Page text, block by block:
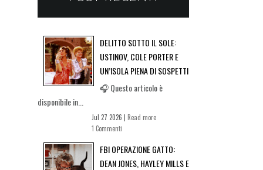
DELITTO SOTTO IL SOLE:
USTINOV, COLE PORTER E
UN’ISOLA PIENA DI SOSPETTI
🎧 Questo articolo è
disponibile in...
Jul 27 2026 | Read more
1 Commenti
FBI OPERAZIONE GATTO:
DEAN JONES, HAYLEY MILLS E